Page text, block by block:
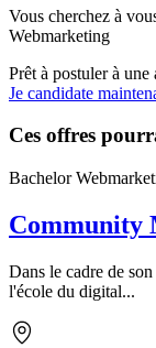
Vous cherchez à
Webmarketing
Prêt à postuler à une
Je candidate
Ces offres
Bachelor
Community
Dans le cadre de
l'école du digital...